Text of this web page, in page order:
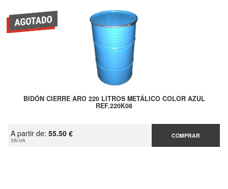
BIDÓN CIERRE ARO 220 LITROS METÁLICO COLOR AZUL
REF.220K08
A partir de: 55.50 €
SIN IVA
COMPRAR